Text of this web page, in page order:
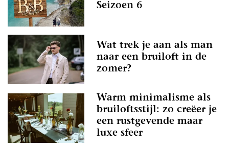
Seizoen 6
Wat trek je aan als man
naar een bruiloft in de
zomer?
Warm minimalisme als
bruiloftsstijl: zo creëer je
een rustgevende maar
luxe sfeer